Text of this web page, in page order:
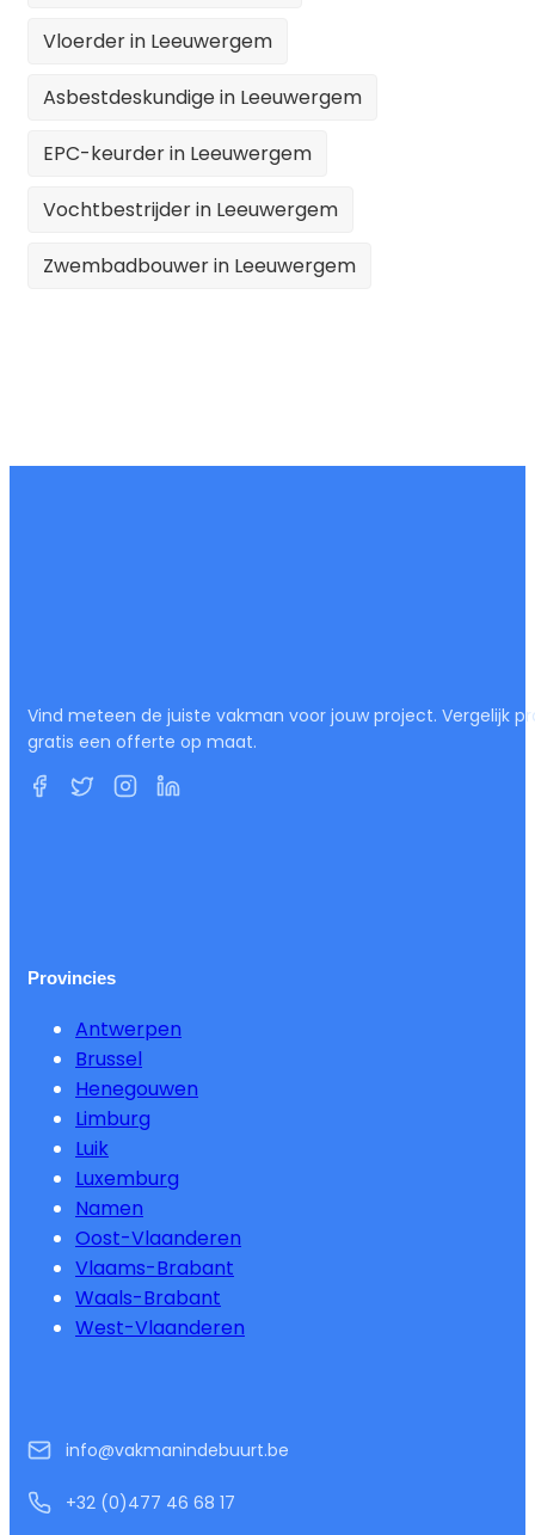
Vloerder in Leeuwergem
Asbestdeskundige in Leeuwergem
EPC-keurder in Leeuwergem
Vochtbestrijder in Leeuwergem
Zwembadbouwer in Leeuwergem
Vind meteen de juiste vakman voor jouw project. Vergelijk
gratis een offerte op maat.
Provincies
Antwerpen
Brussel
Henegouwen
Limburg
Luik
Luxemburg
Namen
Oost-Vlaanderen
Vlaams-Brabant
Waals-Brabant
West-Vlaanderen
info@vakmanindebuurt.be
+32 (0)477 46 68 17